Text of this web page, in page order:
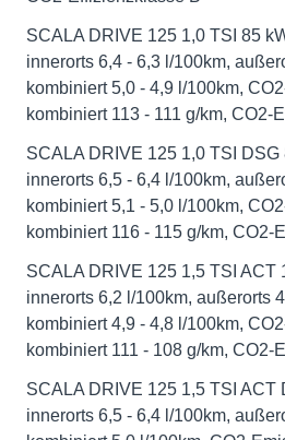
SCALA DRIVE 125 1,0 TSI 85
innerorts 6,4 - 6,3 l/100km,
kombiniert 5,0 - 4,9 l/100km,
kombiniert 113 - 111 g/km, CO2-
SCALA DRIVE 125 1,0 TSI DSG
innerorts 6,5 - 6,4 l/100km,
kombiniert 5,1 - 5,0 l/100km,
kombiniert 116 - 115 g/km, CO2-
SCALA DRIVE 125 1,5 TSI ACT
innerorts 6,2 l/100km, außerorts
kombiniert 4,9 - 4,8 l/100km,
kombiniert 111 - 108 g/km, CO2-
SCALA DRIVE 125 1,5 TSI ACT
innerorts 6,5 - 6,4 l/100km,